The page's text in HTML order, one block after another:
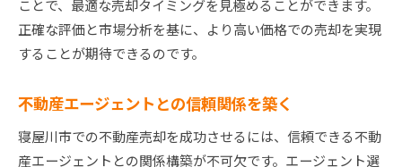
将来的な開発計画を考慮に入れる
市場の変化に迅速に対応するための方法
ップガイド
売主としての準備を整える
プロフェッショナルな写真と動画で物件を魅力
ことで、最適な売却タイミングを見極めることができます。
正確な評価と市場分析を基に、より高い価格での売却を実現
することが期待できるのです。
不動産エージェントとの信頼関係を築く
寝屋川市での不動産売却を成功させるには、信頼できる不動
産エージェントとの関係構築が不可欠です。エージェント選